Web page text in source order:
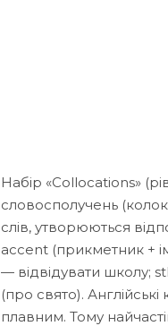
Набір «Collocations»
словосполучень
слів, утворюються
accent (прикметник +
— відвідувати школу;
(про свято).
плавним. Тому